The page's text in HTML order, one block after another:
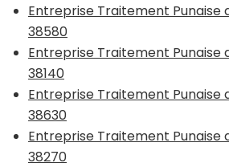
Entreprise Traitement Punaise
38580
Entreprise Traitement Punaise
38140
Entreprise Traitement Punaise
38630
Entreprise Traitement Punaise
38270